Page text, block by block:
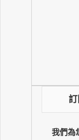
我們為